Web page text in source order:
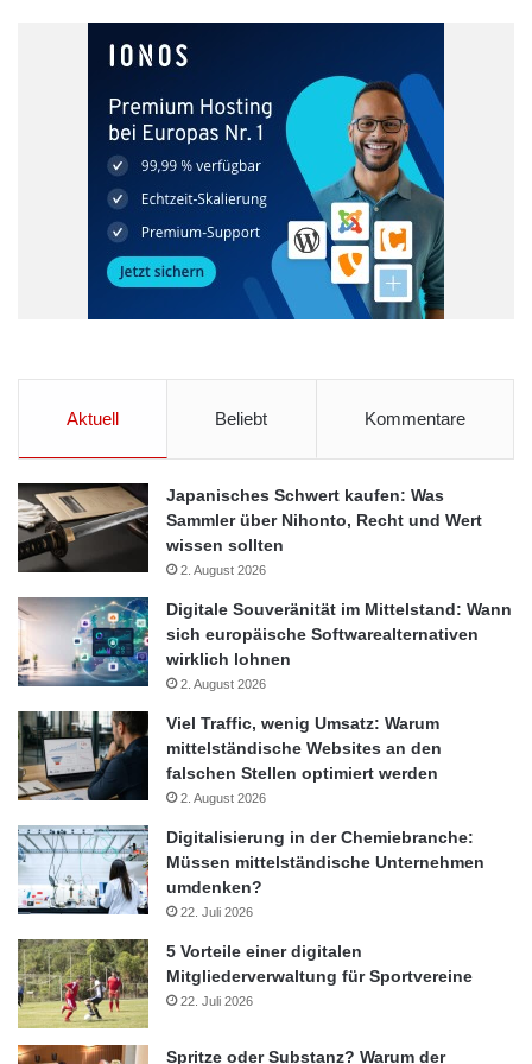
klarere und einfachere Regeln dafür, wie lange und unter
welchen Bedingungen Kunden Anspruch auf Gewährleistung
haben. Dazu engagiere sich der vzbv auch bei der Neufassung
der entsprechenden Regelungen.
Bundesverband der Verbraucherzentralen
Garantie Gewährleistung
Aktuell Beliebt Kommentare
Japanisches Schwert kaufen: Was
Sammler über Nihonto, Recht und Wert
wissen sollten
2. August 2026
Digitale Souveränität im Mittelstand: Wann
sich europäische Softwarealternativen
wirklich lohnen
2. August 2026
Viel Traffic, wenig Umsatz: Warum
mittelständische Websites an den
falschen Stellen optimiert werden
2. August 2026
Digitalisierung in der Chemiebranche:
Müssen mittelständische Unternehmen
umdenken?
22. Juli 2026
5 Vorteile einer digitalen
Mitgliederverwaltung für Sportvereine
22. Juli 2026
Spritze oder Substanz? Warum der